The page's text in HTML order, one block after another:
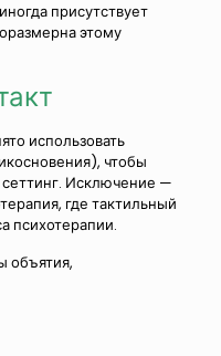
присутствует
этому
использовать
чтобы
Исключение —
где тактильный
психотерапии.
объятия,